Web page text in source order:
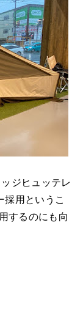
ジヒュッテレ
採用というこ
するのにも向